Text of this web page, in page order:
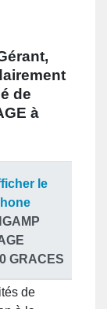
de
à
le
GRACES
de